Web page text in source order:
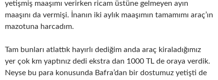
yetişmiş maaşımı verirken ricam üstüne gelmeyen ayın
maaşını da vermişi. İnanın iki aylık maaşımın tamamımı araç’ın
mazotuna harcadım.
Tam bunları atlattık hayırlı dediğim anda araç kiraladığımız
yer çok km yaptınız dedi ekstra dan 1000 TL de oraya verdik.
Neyse bu para konusunda Bafra’dan bir dostumuz yetişti de